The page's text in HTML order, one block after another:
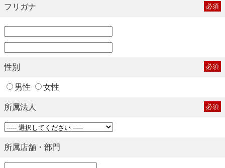
フリガナ 必須
性別 必須
男性 女性
所属法人 必須
所属店舗・部門